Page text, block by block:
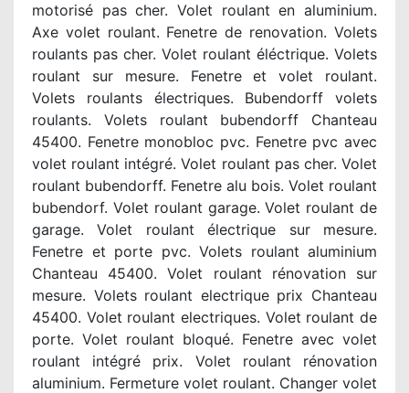
motorisé pas cher. Volet roulant en aluminium.
Axe volet roulant. Fenetre de renovation. Volets
roulants pas cher. Volet roulant éléctrique. Volets
roulant sur mesure. Fenetre et volet roulant.
Volets roulants électriques. Bubendorff volets
roulants. Volets roulant bubendorff Chanteau
45400. Fenetre monobloc pvc. Fenetre pvc avec
volet roulant intégré. Volet roulant pas cher. Volet
roulant bubendorff. Fenetre alu bois. Volet roulant
bubendorf. Volet roulant garage. Volet roulant de
garage. Volet roulant électrique sur mesure.
Fenetre et porte pvc. Volets roulant aluminium
Chanteau 45400. Volet roulant rénovation sur
mesure. Volets roulant electrique prix Chanteau
45400. Volet roulant electriques. Volet roulant de
porte. Volet roulant bloqué. Fenetre avec volet
roulant intégré prix. Volet roulant rénovation
aluminium. Fermeture volet roulant. Changer volet